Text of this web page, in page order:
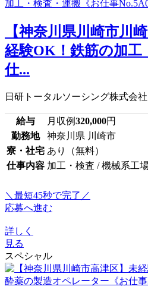
【神奈川県川崎市川
経験OK！鉄筋の加工
仕...
日研トータルソーシング株式会社
給与 月収例320,000円
勤務地
神奈川県 川崎市
寮・社宅 あり（無料）
仕事内容 加工・検査 / 機械系工
＼最短45秒で完了／
応募へ進む
詳しく
見る
スペシャル